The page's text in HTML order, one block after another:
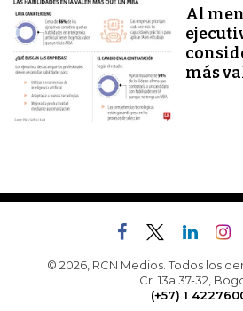
Al
más
© 2026, RCN Medios. Todos los
Cr. 13a 37-32,
(+57) 1